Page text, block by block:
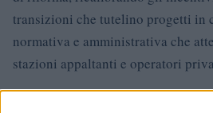
transizioni che tutelino progetti in
normativa e amministrativa che
stazioni appaltanti e operatori